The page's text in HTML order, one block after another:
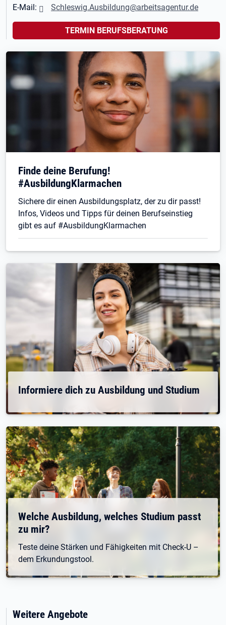
E-Mail: Schleswig.Ausbildung@arbeitsagentur.de
TERMIN BERUFSBERATUNG
Finde deine Berufung!
#AusbildungKlarmachen
Sichere dir einen Ausbildungsplatz, der zu dir passt!
Infos, Videos und Tipps für deinen Berufseinstieg
gibt es auf #AusbildungKlarmachen
Informiere dich zu Ausbildung und Studium
Welche Ausbildung, welches Studium passt
zu mir?
Teste deine Stärken und Fähigkeiten mit Check-U –
dem Erkundungstool.
Weitere Angebote